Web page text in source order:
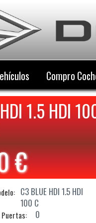
Compro
1.5 HDI
€
C3 BLUE HDI 1.5 HDI
100 C
Puertas: 0